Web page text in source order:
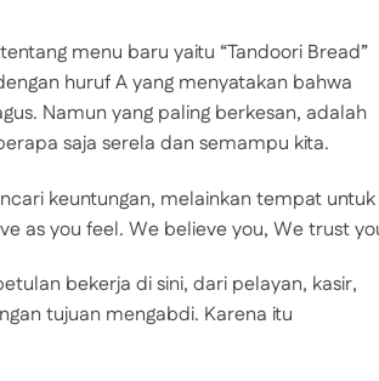
menu baru yaitu “Tandoori Bread”
huruf A yang menyatakan bahwa
Namun yang paling berkesan, adalah
saja serela dan semampu kita.
keuntungan, melainkan tempat untuk
as you feel. We believe you, We trust
bekerja di sini, dari pelayan, kasir,
tujuan mengabdi. Karena itu